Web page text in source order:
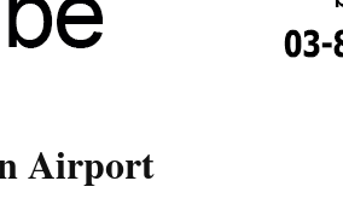
Airport